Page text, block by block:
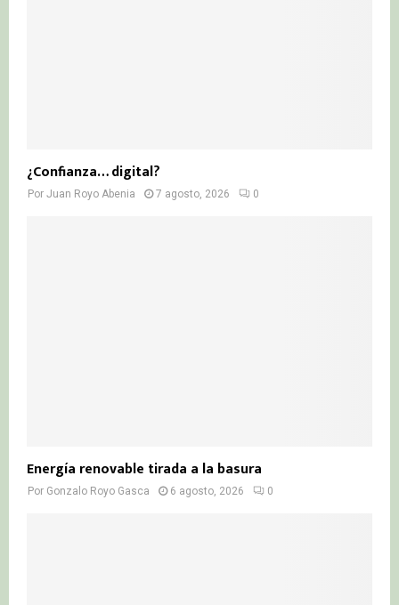
¿Confianza… digital?
Por Juan Royo Abenia 7 agosto, 2026 0
Energía renovable tirada a la basura
Por Gonzalo Royo Gasca 6 agosto, 2026 0